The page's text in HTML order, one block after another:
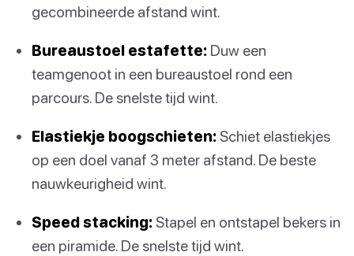
gecombineerde afstand wint.
Bureaustoel estafette: Duw een
teamgenoot in een bureaustoel rond een
parcours. De snelste tijd wint.
Elastiekje boogschieten: Schiet elastiekjes
op een doel vanaf 3 meter afstand. De beste
nauwkeurigheid wint.
Speed stacking: Stapel en ontstapel bekers in
een piramide. De snelste tijd wint.